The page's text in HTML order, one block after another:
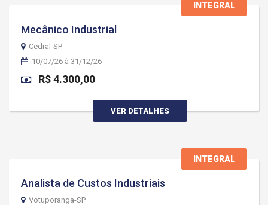
INTEGRAL
Mecânico Industrial
Cedral-SP
10/07/26 à 31/12/26
R$ 4.300,00
VER DETALHES
INTEGRAL
Analista de Custos Industriais
Votuporanga-SP